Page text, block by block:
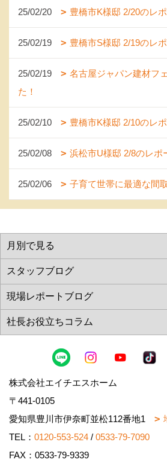
25/02/20 豊橋市K様邸 2/20のレ
25/02/19 豊橋市S様邸 2/19のレ
25/02/19
名古屋ジャパン建材フ
た！
25/02/10 豊橋市K様邸 2/10のレ
25/02/08 浜松市U様邸 2/8のレポ
25/02/06 子育て世帯に最適な間
株式会社エイチエスホーム
〒441-0105
愛知県豊川市伊奈町並松112番地1
TEL： 0120-553-524 / 0533-79-7090
FAX：0533-79-9339